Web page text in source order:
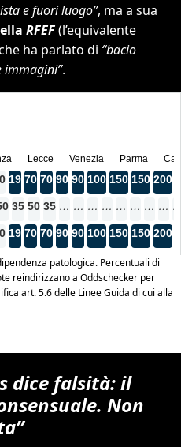
e fuori luogo”, ma a sua
RFEF(l’equivalente
ha parlato di “bacio
immagini”.
dice falsità: il
Non